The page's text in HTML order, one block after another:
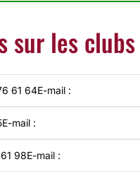
sur les
61 64E-mail :
E-mail :
98E-mail :